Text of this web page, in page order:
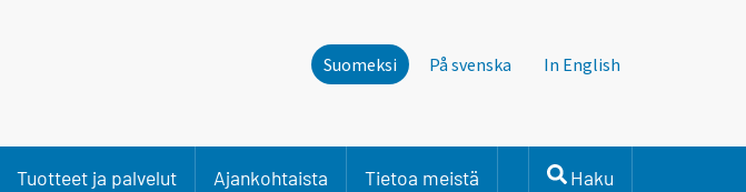
Suomeksi På svenska In English
Tuotteet ja palvelut Ajankohtaista Tietoa meistä Haku